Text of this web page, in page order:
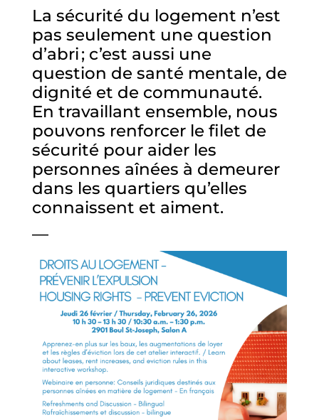
La sécurité du logement n’est
pas seulement une question
d’abri ; c’est aussi une
question de santé mentale, de
dignité et de communauté.
En travaillant ensemble, nous
pouvons renforcer le filet de
sécurité pour aider les
personnes aînées à demeurer
dans les quartiers qu’elles
connaissent et aiment.
—